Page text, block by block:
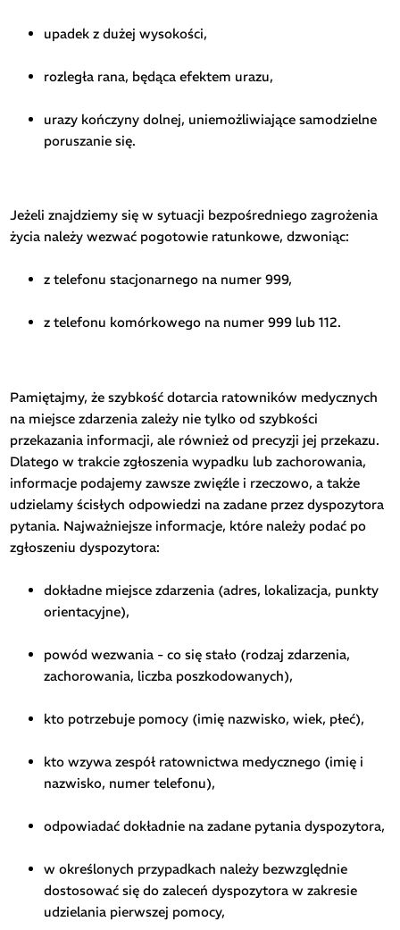
upadek z dużej wysokości,
rozległa rana, będąca efektem urazu,
urazy kończyny dolnej, uniemożliwiające samodzielne
poruszanie się.
Jeżeli znajdziemy się w sytuacji bezpośredniego zagrożenia
życia należy wezwać pogotowie ratunkowe, dzwoniąc:
z telefonu stacjonarnego na numer 999,
z telefonu komórkowego na numer 999 lub 112.
Pamiętajmy, że szybkość dotarcia ratowników medycznych
na miejsce zdarzenia zależy nie tylko od szybkości
przekazania informacji, ale również od precyzji jej przekazu.
Dlatego w trakcie zgłoszenia wypadku lub zachorowania,
informacje podajemy zawsze zwięźle i rzeczowo, a także
udzielamy ścisłych odpowiedzi na zadane przez dyspozytora
pytania. Najważniejsze informacje, które należy podać po
zgłoszeniu dyspozytora:
dokładne miejsce zdarzenia (adres, lokalizacja, punkty
orientacyjne),
powód wezwania - co się stało (rodzaj zdarzenia,
zachorowania, liczba poszkodowanych),
kto potrzebuje pomocy (imię nazwisko, wiek, płeć),
kto wzywa zespół ratownictwa medycznego (imię i
nazwisko, numer telefonu),
odpowiadać dokładnie na zadane pytania dyspozytora,
w określonych przypadkach należy bezwzględnie
dostosować się do zaleceń dyspozytora w zakresie
udzielania pierwszej pomocy,